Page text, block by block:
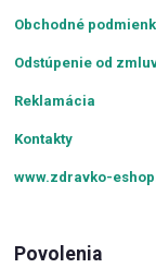
Obchodné
Odstúpenie od
Reklamácia
Kontakty
www.zdravko-
Povolenia